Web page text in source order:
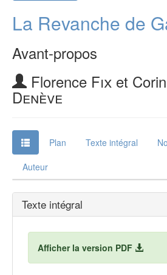
La Revanche de
Avant-propos
Florence Fix et
Denève
Plan Texte intégral
Auteur
Texte intégral
Afficher la version PDF